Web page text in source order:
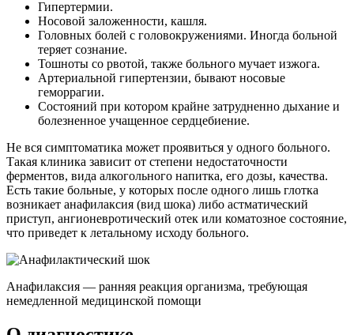
Гипертермии.
Носовой заложенности, кашля.
Головных болей с головокружениями. Иногда больной
теряет сознание.
Тошноты со рвотой, также больного мучает изжога.
Артериальной гипертензии, бывают носовые
геморрагии.
Состояний при котором крайне затрудненно дыхание и
болезненное учащенное сердцебиение.
Не вся симптоматика может проявиться у одного больного.
Такая клиника зависит от степени недостаточности
ферментов, вида алкогольного напитка, его дозы, качества.
Есть такие больные, у которых после одного лишь глотка
возникает анафилаксия (вид шока) либо астматический
приступ, ангионевротический отек или коматозное состояние,
что приведет к летальному исходу больного.
Анафилаксия — ранняя реакция организма, требующая
немедленной медицинской помощи